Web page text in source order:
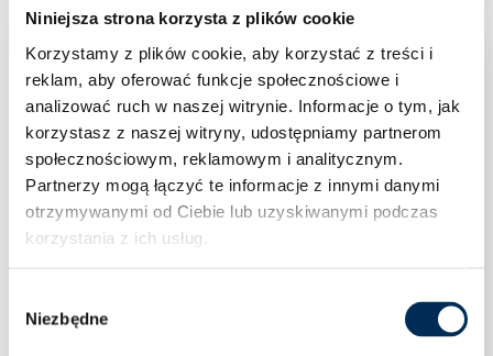
Niniejsza strona korzysta z plików cookie
Korzystamy z plików cookie, aby korzystać z treści i
reklam, aby oferować funkcje społecznościowe i
analizować ruch w naszej witrynie. Informacje o tym, jak
korzystasz z naszej witryny, udostępniamy partnerom
społecznościowym, reklamowym i analitycznym.
Partnerzy mogą łączyć te informacje z innymi danymi
otrzymywanymi od Ciebie lub uzyskiwanymi podczas
korzystania z ich usług.
zgody
Niezbędne